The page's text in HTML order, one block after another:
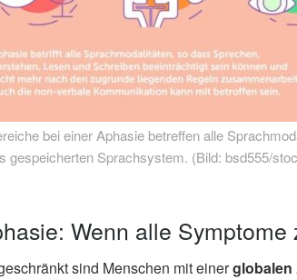
bei einer Aphasie betreffen alle
gespeicherten Sprachsystem. (Bild: bsd555/
Wenn alle Symptome
sind Menschen mit einerglobalen